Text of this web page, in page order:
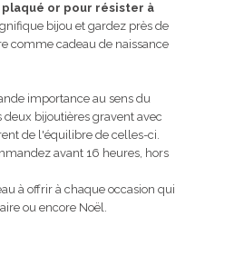
plaqué or pour résister à
bijou et gardez près de
comme cadeau de naissance
importance au sens du
bijoutières gravent avec
de l'équilibre de celles-ci.
avant 16 heures, hors
à offrir à chaque occasion qui
ou encore Noël.